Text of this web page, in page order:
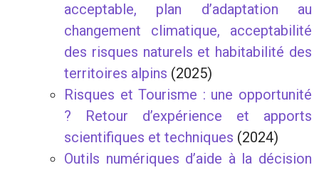
acceptable, plan d’adaptation au
changement climatique, acceptabilité
des risques naturels et habitabilité des
territoires alpins (2025)
Risques et Tourisme : une opportunité
? Retour d’expérience et apports
scientifiques et techniques (2024)
Outils numériques d’aide à la décision